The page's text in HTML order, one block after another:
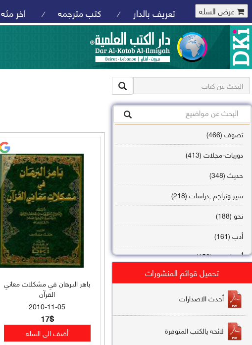
عرض السله تعريف بالدار / كتب مترجمه / اخر
تصوف (466)
دوريات-مجلات (413)
حديث (348)
سير وتراجم ,دراسات (218)
نحو (188)
أدب (161)
أصول فقه (158)
تاريخ (138)
فقه شافعي (132)
فقه حنفي (113)
تحميل قوائم المنشورات
أحدث الاصدارات
لائحه يالكتب المتوفرة
باهر البرهان في مشكلات معاني
القرآن
2010-11-05
17$